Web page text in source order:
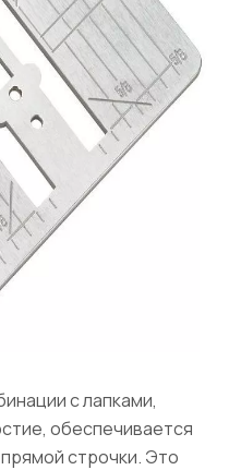
с лапками,
обеспечивается
строчки. Это